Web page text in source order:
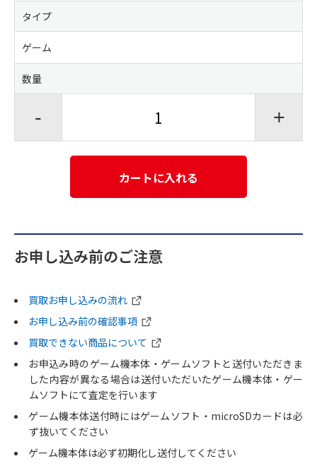
タイプ
ゲーム
数量
- +
カートに入れる
お申し込み前のご注意
買取お申し込みの流れ
お申し込み前の確認事項
買取できない商品について
お申込み時のゲーム機本体・ゲームソフトと送付いただきま
した内容が異なる場合は送付いただいたゲーム機本体・ゲー
ムソフトにて査定を行います
ゲーム機本体送付時にはゲームソフト・microSDカードは必
ず抜いてください
ゲーム機本体は必ず初期化し送付してください